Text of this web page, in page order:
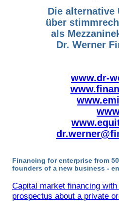
Die alternative
über
als
Dr. Werner
www.dr-
Financing for enterprise from
founders of a new business -
Capital market financing
prospectus about a private